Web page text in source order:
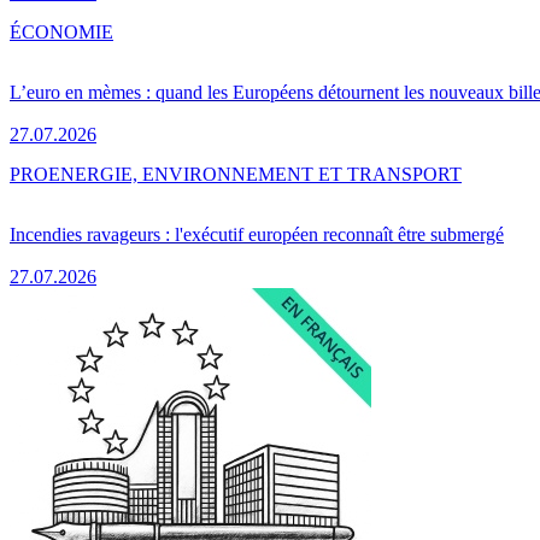
L’euro en mèmes : quand les Européens détournent les nouveaux
27.07.2026
ÉCONOMIE
Incendies ravageurs : l'exécutif européen reconnaît être submergé
27.07.2026
PROENERGIE, ENVIRONNEMENT ET TRANSPORT